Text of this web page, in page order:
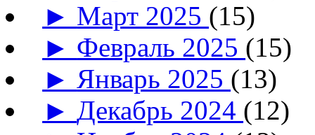
► Март 2025 (15)
► Февраль 2025 (15)
► Январь 2025 (13)
►Декабрь 2024 (12)